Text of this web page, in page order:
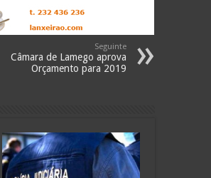
Seguinte
Câmara de Lamego aprova
Orçamento para 2019